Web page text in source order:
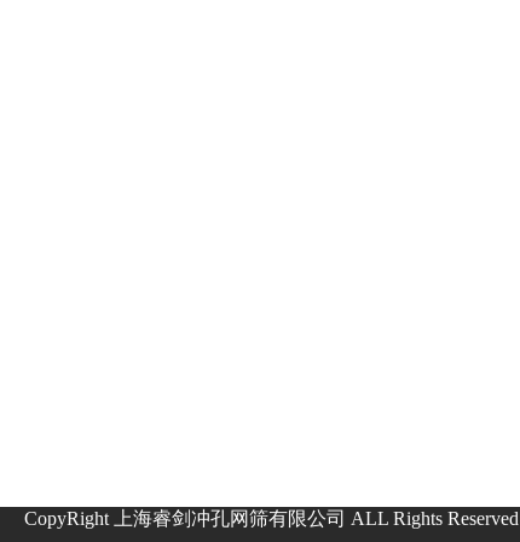
CopyRight 上海睿剑冲孔网筛有限公司 ALL Rights Reserved